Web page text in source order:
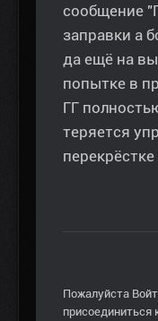
сообщение
заправки а
да ещё на
попытке в
ГГ
теряется
Пожалуйста
присоединиться